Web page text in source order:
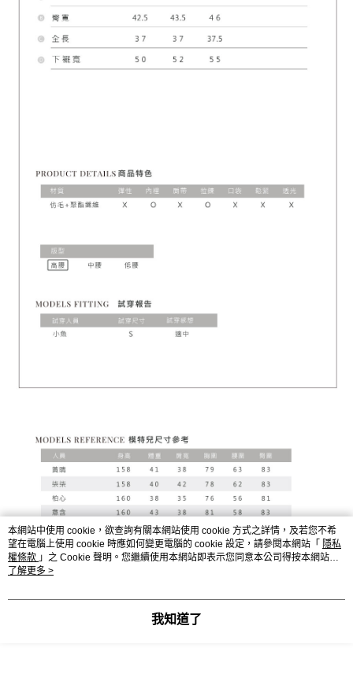
本網站中使用 cookie，欲查詢有關本網站使用 cookie 方式之詳情，及若您不希
望在電腦上使用 cookie 時應如何變更電腦的 cookie 設定，請參閱本網站「 隱私
權條款 」之 Cookie 聲明。您繼續使用本網站即表示您同意本公司得按本網站使
用條款之 Cookie 聲明使用 cookie。
了解更多 >
我知道了